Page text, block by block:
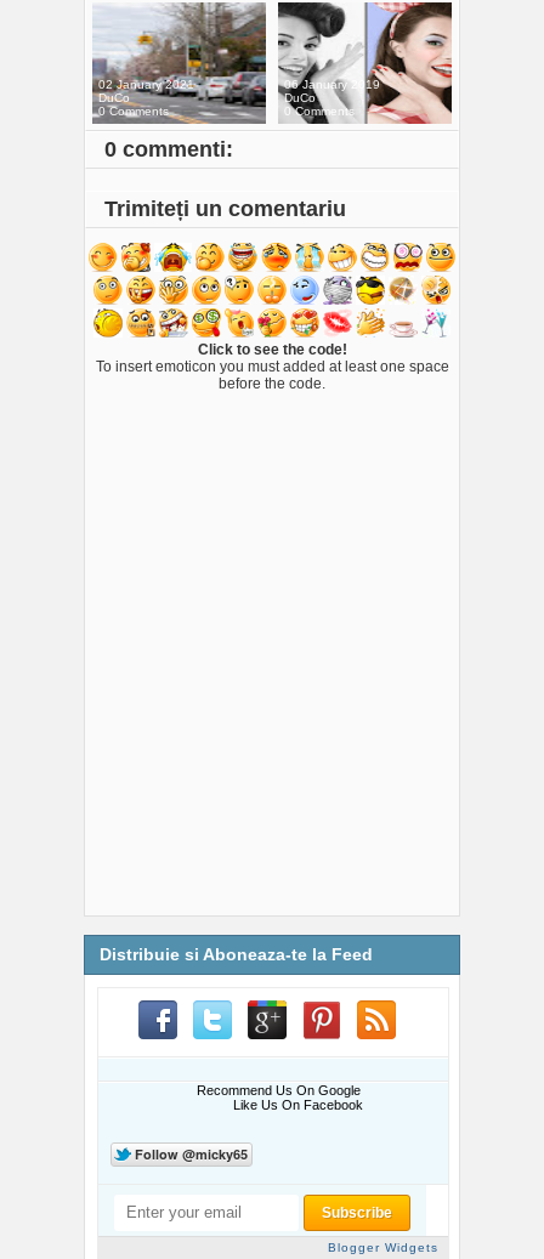
02 January 2021
DuCo
0 Comments
06 January 2019
DuCo
0 Comments
0 commenti:
Trimiteți un comentariu
Click to see the code!
To insert emoticon you must added at least one space
before the code.
Distribuie si Aboneaza-te la Feed
Recommend Us On Google
Like Us On Facebook
Blogger Widgets